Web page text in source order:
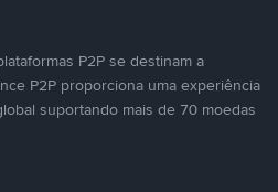
P2P se destinam a
P2P proporciona uma experiência
suportando mais de 70 moedas